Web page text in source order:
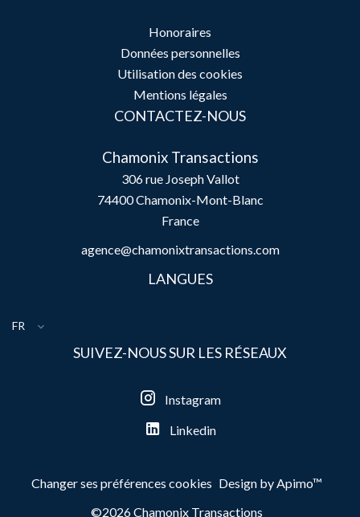
Honoraires
Données personnelles
Utilisation des cookies
Mentions légales
CONTACTEZ-NOUS
Chamonix Transactions
306 rue Joseph Vallot
74400Chamonix-Mont-Blanc
France
agence@chamonixtransactions.com
LANGUES
FR
SUIVEZ-NOUS SUR LES RÉSEAUX
Instagram
Linkedin
Changer ses préférences cookies Design byApimo™
©2026 Chamonix Transactions